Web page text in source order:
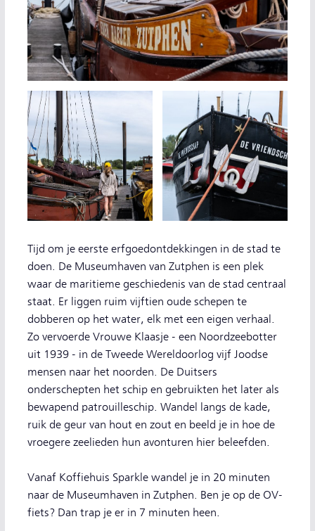
Tijd om je eerste erfgoedontdekkingen in de stad te
doen. De Museumhaven van Zutphen is een plek
waar de maritieme geschiedenis van de stad centraal
staat. Er liggen ruim vijftien oude schepen te
dobberen op het water, elk met een eigen verhaal.
Zo vervoerde Vrouwe Klaasje - een Noordzeebotter
uit 1939 - in de Tweede Wereldoorlog vijf Joodse
mensen naar het noorden. De Duitsers
onderschepten het schip en gebruikten het later als
bewapend patrouilleschip. Wandel langs de kade,
ruik de geur van hout en zout en beeld je in hoe de
vroegere zeelieden hun avonturen hier beleefden.
Vanaf Koffiehuis Sparkle wandel je in 20 minuten
naar de Museumhaven in Zutphen. Ben je op de OV-
fiets? Dan trap je er in 7 minuten heen.